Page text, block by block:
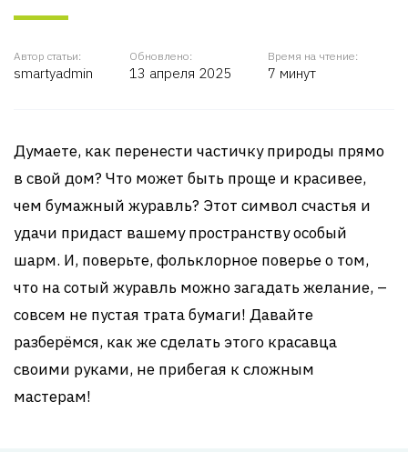
Автор статьи:
smartyadmin
Обновлено:
13 апреля 2025
Время на чтение:
7 минут
Думаете, как перенести частичку природы прямо
в свой дом? Что может быть проще и красивее,
чем бумажный журавль? Этот символ счастья и
удачи придаст вашему пространству особый
шарм. И, поверьте, фольклорное поверье о том,
что на сотый журавль можно загадать желание, –
совсем не пустая трата бумаги! Давайте
разберёмся, как же сделать этого красавца
своими руками, не прибегая к сложным
мастерам!